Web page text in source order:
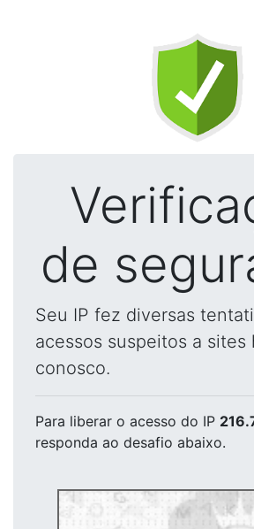
de
Seu IP fez diversas
acessos suspeitos a sites
conosco.
Para liberar o acesso do IP
responda ao desafio abaixo.